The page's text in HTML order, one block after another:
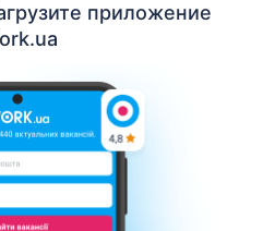
приложение
нас
Карьера